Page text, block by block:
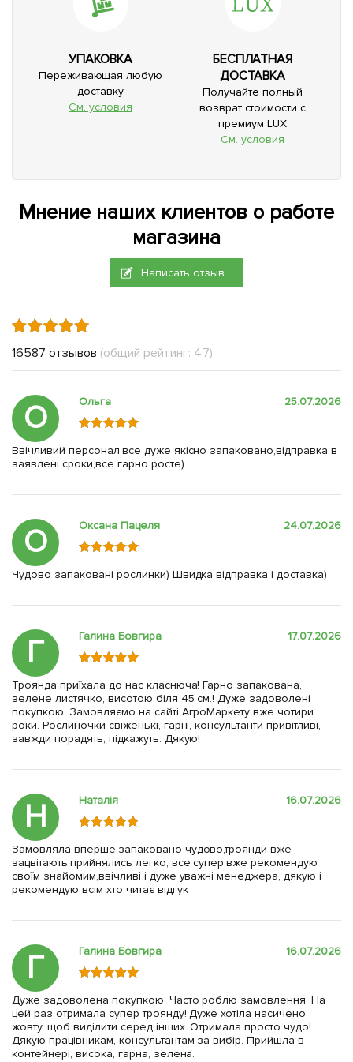
УПАКОВКА
Переживающая любую
доставку
См. условия
БЕСПЛАТНАЯ
ДОСТАВКА
Получайте полный
возврат стоимости с
премиум LUX
См. условия
Мнение наших клиентов о работе
магазина
Написать отзыв
16587 отзывов (общий рейтинг: 4.7)
О Ольга 25.07.2026
Ввічливий персонал,все дуже якісно запаковано,відправка в
заявлені сроки,все гарно росте)
О Оксана Пацеля 24.07.2026
Чудово запаковані рослинки) Швидка відправка і доставка)
Г Галина Бовгира 17.07.2026
Троянда приїхала до нас класнюча! Гарно запакована,
зелене листячко, висотою біля 45 см.! Дуже задоволені
покупкою. Замовляємо на сайті АгроМаркету вже чотири
роки. Рослиночки свіженькі, гарні, консультанти привітливі,
завжди порадять, підкажуть. Дякую!
Н Наталія 16.07.2026
Замовляла вперше,запаковано чудово,троянди вже
зацвітають,прийнялись легко, все супер,вже рекомендую
своїм знайомим,ввічливі і дуже уважні менеджера, дякую і
рекомендую всім хто читає відгук
Г Галина Бовгира 16.07.2026
Дуже задоволена покупкою. Часто роблю замовлення. На
цей раз отримала супер троянду! Дуже хотіла насичено
жовту, щоб виділити серед інших. Отримала просто чудо!
Дякую працівникам, консультантам за вибір. Прийшла в
контейнері, висока, гарна, зелена.